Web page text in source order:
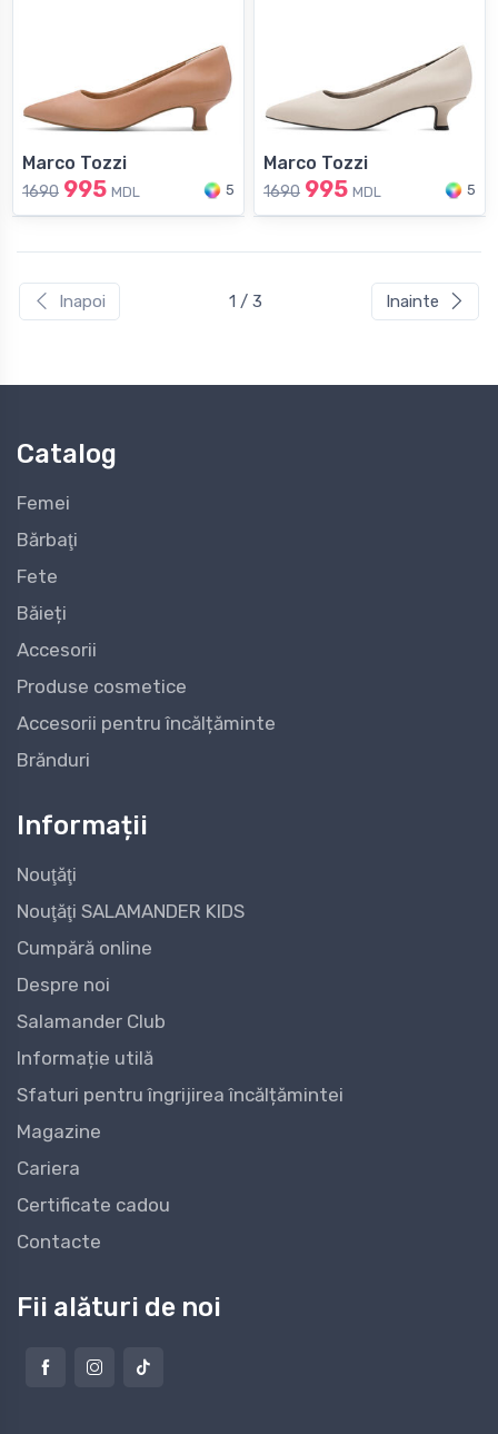
Marco Tozzi
1690 995 MDL 5
Marco Tozzi
1690 995 MDL 5
Inapoi 1 / 3 Inainte
Catalog
Femei
Bărbaţi
Fete
Băieți
Accesorii
Produse cosmetice
Accesorii pentru încălțăminte
Brănduri
Informații
Nouţăţi
Nouţăţi SALAMANDER KIDS
Cumpără online
Despre noi
Salamander Club
Informație utilă
Sfaturi pentru îngrijirea încălțămintei
Magazine
Cariera
Certificate cadou
Contacte
Fii alături de noi